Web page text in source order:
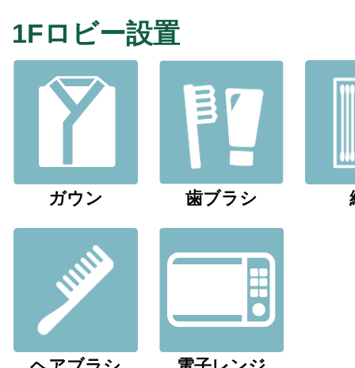
1Fロビー設置
ガウン 歯ブラシ